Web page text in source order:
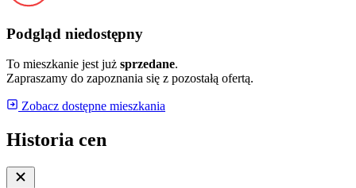
Podgląd niedostępny
To mieszkanie jest już sprzedane.
Zapraszamy do zapoznania się z pozostałą ofertą.
Zobacz dostępne mieszkania
Historia cen